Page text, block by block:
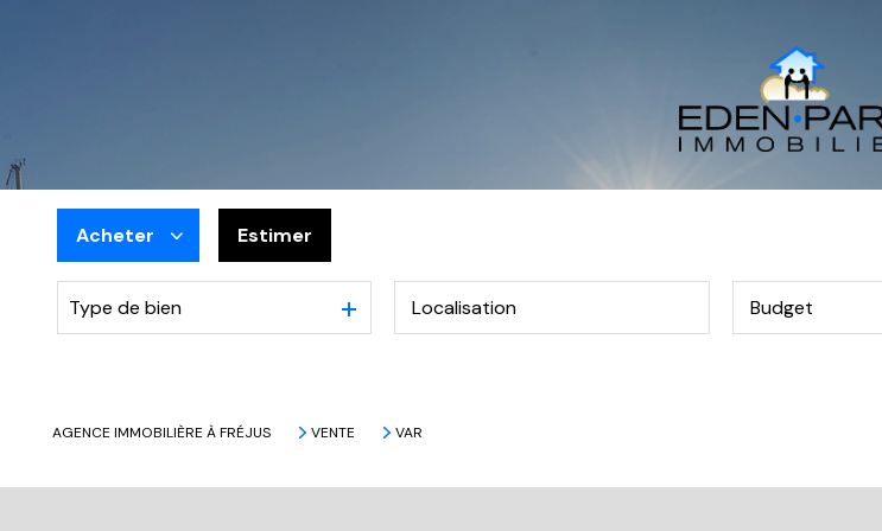
Acheter
De l'ancien
Estimer
Type de bien Budget
AGENCE IMMOBILIÈRE À FRÉJUS VENTE VAR